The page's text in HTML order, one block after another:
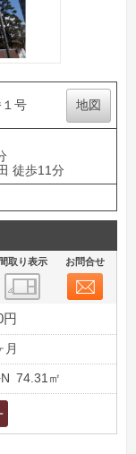
号 地図
徒歩11分
間取り表示 お問合せ
円
月
74.31㎡